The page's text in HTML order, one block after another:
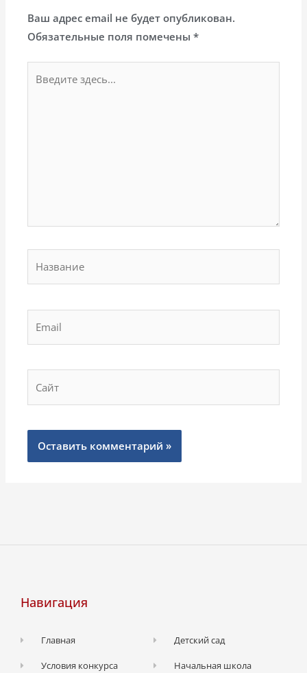
Ваш адрес email не будет опубликован.
Обязательные поля помечены*
здесь...
Навигация
Главная
Условия конкурса
Детский сад
Начальная школа